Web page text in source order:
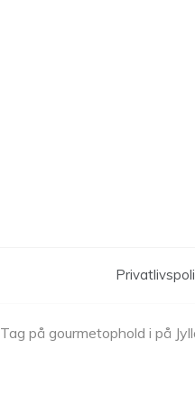
Tag på gourmetophold i på